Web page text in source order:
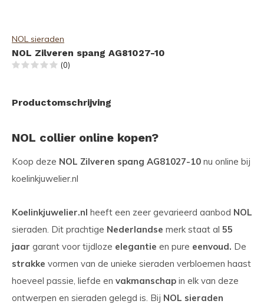
NOL sieraden
NOL Zilveren spang AG81027-10
(0)
Productomschrijving
NOL collier online kopen?
Koop deze NOL Zilveren spang AG81027-10 nu online bij
koelinkjuwelier.nl
Koelinkjuwelier.nl heeft een zeer gevarieerd aanbod NOL
sieraden. Dit prachtige Nederlandse merk staat al 55
jaar garant voor tijdloze elegantie en pure eenvoud. De
strakke vormen van de unieke sieraden verbloemen haast
hoeveel passie, liefde en vakmanschap in elk van deze
ontwerpen en sieraden gelegd is. Bij NOL sieraden